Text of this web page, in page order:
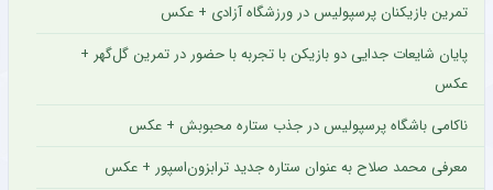
تمرین بازیکنان پرسپولیس در ورزشگاه آزادی + عکس
پایان شایعات جدایی دو بازیکن با تجربه با حضور در تمرین گل‌گهر +
عکس
ناکامی باشگاه پرسپولیس در جذب ستاره محبوبش + عکس
معرفی محمد صلاح به عنوان ستاره جدید ترابزون‌اسپور + عکس